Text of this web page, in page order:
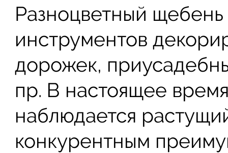
Разноцветный щебень
инструментов
дорожек,
пр. В настоящее
наблюдается
конкурентным